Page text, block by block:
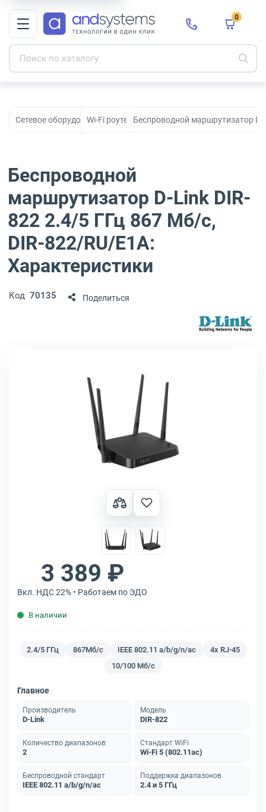
0
Сетевое оборудованиеWi-Fi роутерыБеспроводной маршрутизатор
Беспроводной
маршрутизатор D-Link DIR-
822 2.4/5 ГГц 867 Мб/с,
DIR-822/RU/E1A:
Характеристики
Код 70135 Поделиться
3 389 ₽
Вкл. НДС 22% • Работаем по ЭДО
В наличии
2.4/5 ГГц 867Мб/с IEEE 802.11 a/b/g/n/ac
4x RJ-45
10/100 Мб/с
Главное
Производитель
D-Link
Модель
DIR-822
Количество диапазонов
2
Стандарт WiFi
Wi-Fi 5 (802.11ac)
Беспроводной стандарт
IEEE 802.11 a/b/g/n/ac
Поддержка диапазонов
2.4 и 5 ГГц